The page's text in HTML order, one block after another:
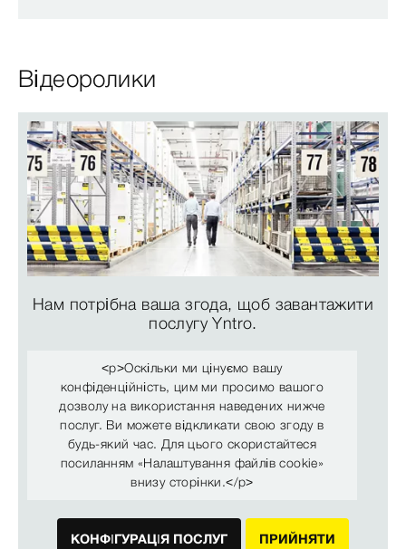
Відеоролики
Нам потрібна ваша згода, щоб завантажити
послугу Yntro.
<p>Оскільки ми цінуємо вашу
конфіденційність, цим ми просимо вашого
дозволу на використання наведених нижче
послуг. Ви можете відкликати свою згоду в
будь-який час. Для цього скористайтеся
посиланням «Налаштування файлів cookie»
внизу сторінки.</p>
КОНФІГУРАЦІЯ ПОСЛУГ ПРИЙНЯТИ